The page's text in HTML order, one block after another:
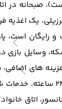
صبحانه در
رایگان است،
کالسکه،
هزینه های
به کارت کلید،
اتاق